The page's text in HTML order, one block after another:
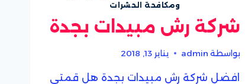
ومكافحة الحشرات
شركة رش مبيدات بجدة
بواسطة admin يناير 13, 2018
افضل شركة رش مبيدات بجدة هل قمتي